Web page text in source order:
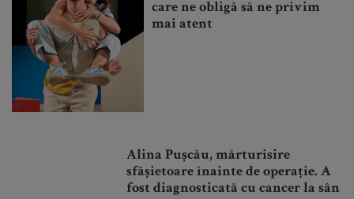
care ne obligă să ne privim
mai atent
Alina Pușcău, mărturisire
sfâșietoare înainte de operație. A
fost diagnosticată cu cancer la sân